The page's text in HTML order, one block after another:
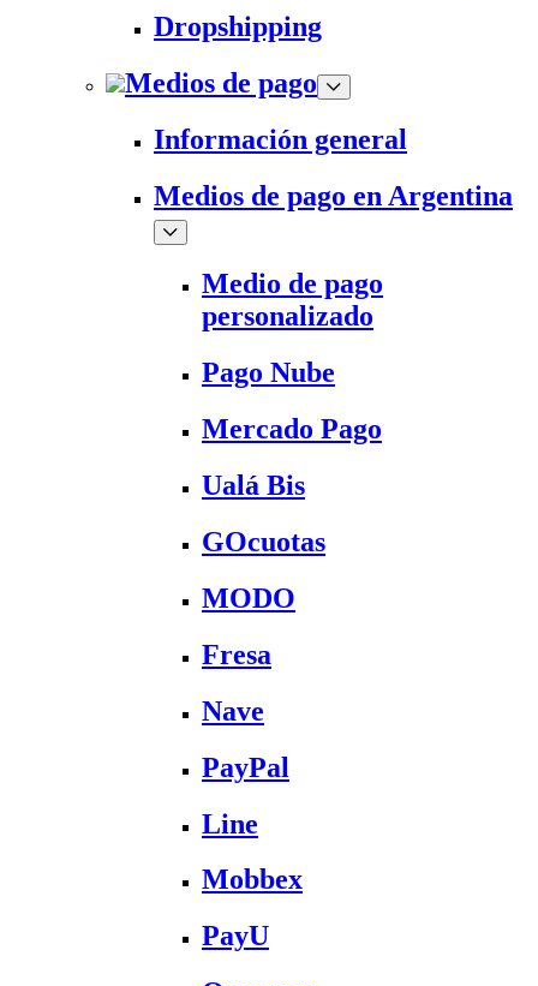
Dropshipping
Medios de pago
Información general
Medios de pago en Argentina
Medio de pago
personalizado
Pago Nube
Mercado Pago
Ualá Bis
GOcuotas
MODO
Fresa
Nave
PayPal
Line
Mobbex
PayU